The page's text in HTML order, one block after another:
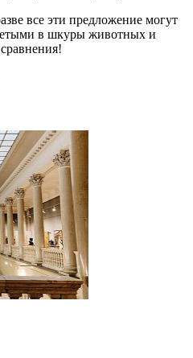
все эти предложение могут
в шкуры животных и